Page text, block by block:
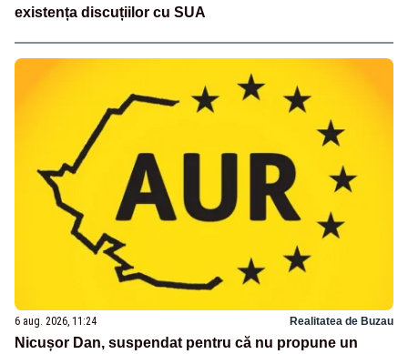
existența discuțiilor cu SUA
6 aug. 2026, 11:24 Realitatea de Buzau
Nicușor Dan, suspendat pentru că nu propune un